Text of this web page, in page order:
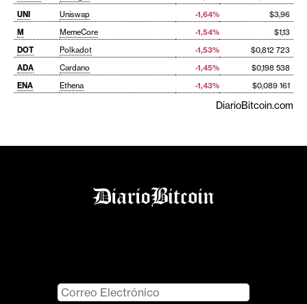
UNI
Uniswap -1,64%
$3,96
M
MemeCore -1,54%
$1,13
DOT
Polkadot -1,53%
$0,812 723
ADA
Cardano -1,45%
$0,198 538
ENA
Ethena -1,43% $0,089 161
DiarioBitcoin.com